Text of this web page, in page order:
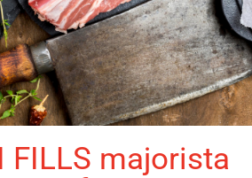
FILLS majorista